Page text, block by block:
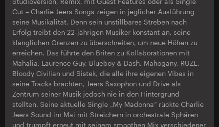
Cut – Charlie Jeers Songs zeigen in jeglicher Ausführung
seine Musikalität. Denn sein unstillbares Streben nach
Erfolg treibt den 22-jährigen Musiker konstant an, seine
klanglichen Grenzen zu überschreiten, um neue Höhen zu
erreichen. Das führte den Briten zu Kollaborationen mit
Mahalia, Laurence Guy, Blueboy & Dash, Mahogany, RUZE,
Bloody Civilian und Sistek, die alle ihre eigenen Vibes in
seine Tracks brachten, Jeers Saxophon und Drive als
Zentrum seiner Musik jedoch nie in den Hintergrund
stellten. Seine aktuelle Single „My Madonna“ rückte Charlie
Jeers Sound im Mai mit Streichern in orchestrale Sphären
und trumpft erneut mit seinem smoothen Mix verschiedener